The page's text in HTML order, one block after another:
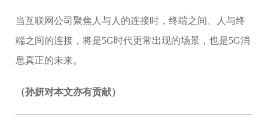
当互联网公司聚焦人与人的连接时，终端之间、人与终
端之间的连接，将是5G时代更常出现的场景，也是5G消
息真正的未来。
（孙妍对本文亦有贡献）